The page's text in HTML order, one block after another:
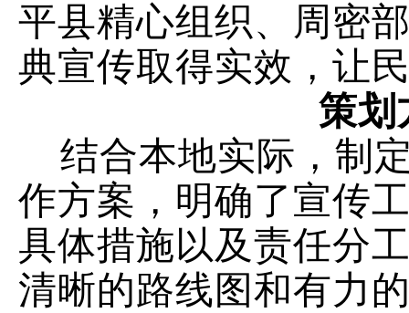
平县精心组织、周密
典宣传取得实效，让
策划
结合本地实际，制
作方案，明确了宣传
具体措施以及责任分
清晰的路线图和有力